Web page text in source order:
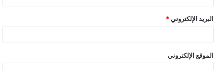
البريد الإلكتروني *
الموقع الإلكتروني